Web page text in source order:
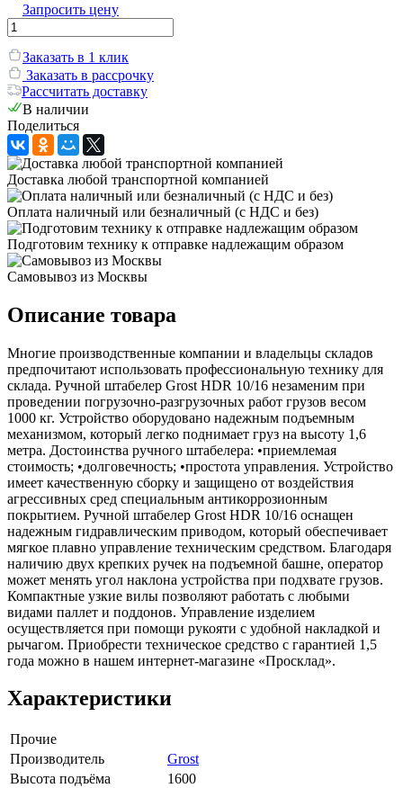
Запросить цену
Заказать в 1 клик
Заказать в рассрочку
Рассчитать доставку
В наличии
Поделиться
Доставка любой транспортной компанией
Оплата наличный или безналичный (с НДС и без)
Подготовим технику к отправке надлежащим образом
Самовывоз из Москвы
Описание товара
Многие производственные компании и владельцы складов
предпочитают использовать профессиональную технику для
склада. Ручной штабелер Grost HDR 10/16 незаменим при
проведении погрузочно-разгрузочных работ грузов весом
1000 кг. Устройство оборудовано надежным подъемным
механизмом, который легко поднимает груз на высоту 1,6
метра. Достоинства ручного штабелера: •приемлемая
стоимость; •долговечность; •простота управления. Устройство
имеет качественную сборку и защищено от воздействия
агрессивных сред специальным антикоррозионным
покрытием. Ручной штабелер Grost HDR 10/16 оснащен
надежным гидравлическим приводом, который обеспечивает
мягкое плавно управление техническим средством. Благодаря
наличию двух крепких ручек на подъемной башне, оператор
может менять угол наклона устройства при подхвате грузов.
Компактные узкие вилы позволяют работать с любыми
видами паллет и поддонов. Управление изделием
осуществляется при помощи рукояти с удобной накладкой и
рычагом. Приобрести техническое средство с гарантией 1,5
года можно в нашем интернет-магазине «Просклад».
Характеристики
Прочие
Производитель
Grost
Высота подъёма
1600